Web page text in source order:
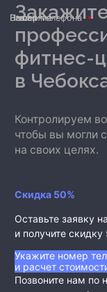
Закажите
фитнес-
в
Контролируем
чтобы вы могли
на своих целях.
Скидка 50%
Оставьте заявку на
и получите
Укажите номер
и расчет
Позвоните нам по
Ваше имя
Номер телефона
E-mail